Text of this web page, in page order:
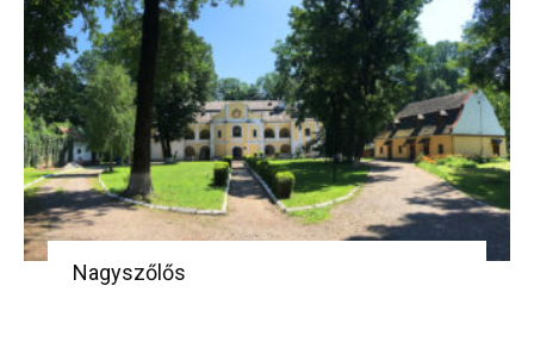
Nagyszőlős